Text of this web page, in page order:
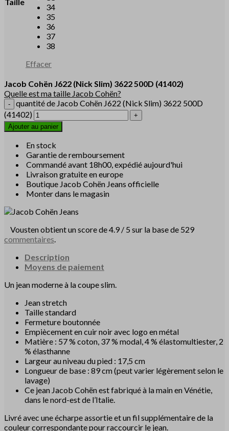
34
35
36
37
38
Effacer
Jacob Cohën J622 (Nick Slim) 3622 500D (41402)
Quelle est ma taille Jacob Cohën?
quantité de Jacob Cohën J622 (Nick Slim) 3622 500D
(41402)
Ajouter au panier
En stock
Garantie de remboursement
Commandé avant 18h00, expédié aujourd'hui
Livraison gratuite en europe
Boutique Jacob Cohën Jeans officielle
Monter dans le magasin
Vousten obtient un score de 4.9 / 5 sur la base de 529
commentaires
Description
Moyens de paiement
Un jean moderne à la coupe slim.
Jean stretch
Taille standard
Fermeture boutonnée
Empiècement en cuir noir avec logo en métal
Matière : 57 % coton, 37 % modal, 4 % élastomultiester, 2
% élasthanne
Largeur au niveau du pied : 17,5 cm
Longueur de base : 89 cm (peut varier légèrement selon le
lavage)
Ce jean Jacob Cohën est fabriqué à la main en Vénétie,
dans le nord-est de l’Italie.
Livré avec une écharpe assortie et un fil supplémentaire de la
couleur correspondante pour raccourcir le jean.